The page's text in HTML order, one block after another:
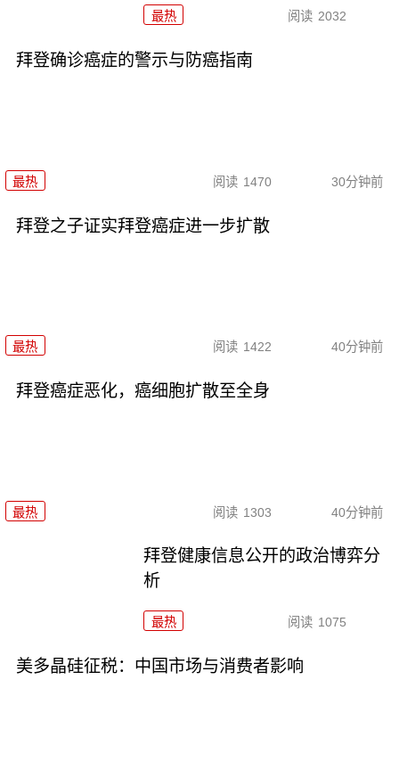
最热 阅读 2032
拜登确诊癌症的警示与防癌指南
最热 阅读 1470 30分钟前
拜登之子证实拜登癌症进一步扩散
最热 阅读 1422 40分钟前
拜登癌症恶化，癌细胞扩散至全身
最热 阅读 1303 40分钟前
拜登健康信息公开的政治博弈分
析
最热 阅读 1075
美多晶硅征税：中国市场与消费者影响